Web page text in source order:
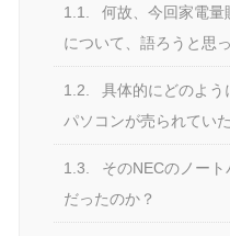
1.1.
何故、今回家電量
について、語ろうと思
1.2.
具体的にどのよう
パソコンが売られてい
1.3.
そのNECのノー
だったのか？